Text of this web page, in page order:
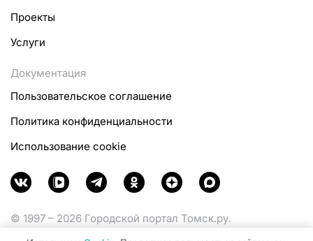
Проекты
Услуги
Документация
Пользовательское соглашение
Политика конфиденциальности
Использование cookie
© 1997 – 2026 Городской портал Томск.ру.